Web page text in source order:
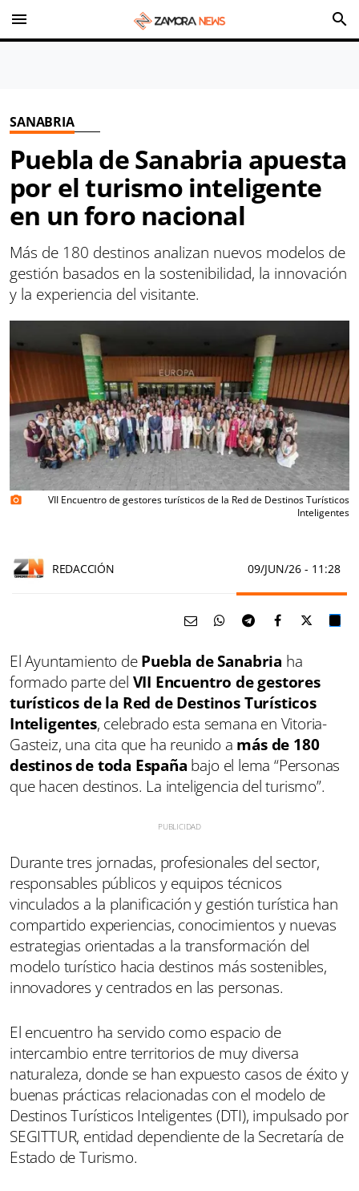
menu search
SANABRIA
Puebla de Sanabria apuesta
por el turismo inteligente
en un foro nacional
Más de 180 destinos analizan nuevos modelos de
gestión basados en la sostenibilidad, la innovación
y la experiencia del visitante.
photo_camera
VII Encuentro de gestores turísticos de la Red de Destinos Turísticos
Inteligentes
REDACCIÓN 09/JUN/26 - 11:28
El Ayuntamiento dePuebla de Sanabria ha
formado parte del VII Encuentro de gestores
turísticos de la Red de Destinos Turísticos
Inteligentes, celebrado esta semana en Vitoria-
Gasteiz, una cita que ha reunido a más de 180
destinos de toda España bajo el lema “Personas
que hacen destinos. La inteligencia del turismo”.
Durante tres jornadas, profesionales del sector,
responsables públicos y equipos técnicos
vinculados a la planificación y gestión turística han
compartido experiencias, conocimientos y nuevas
estrategias orientadas a la transformación del
modelo turístico hacia destinos más sostenibles,
innovadores y centrados en las personas.
El encuentro ha servido como espacio de
intercambio entre territorios de muy diversa
naturaleza, donde se han expuesto casos de éxito y
buenas prácticas relacionadas con el modelo de
Destinos Turísticos Inteligentes (DTI), impulsado por
SEGITTUR, entidad dependiente de la Secretaría de
Estado de Turismo.